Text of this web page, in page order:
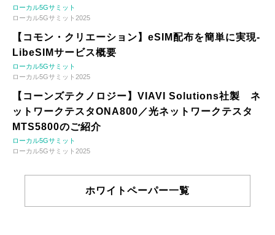
ローカル5Gサミット
ローカル5Gサミット2025
【コモン・クリエーション】eSIM配布を簡単に実現-
LibeSIMサービス概要
ローカル5Gサミット
ローカル5Gサミット2025
【コーンズテクノロジー】VIAVI Solutions社製 ネ
ットワークテスタONA800／光ネットワークテスタ
MTS5800のご紹介
ローカル5Gサミット
ローカル5Gサミット2025
ホワイトペーパー一覧